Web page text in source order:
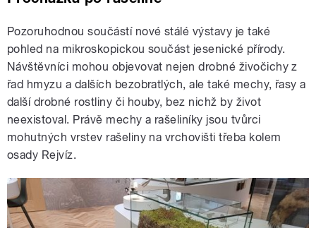
Pozoruhodnou součástí nové stálé výstavy je také
pohled na mikroskopickou součást jesenické přírody.
Návštěvníci mohou objevovat nejen drobné živočichy z
řad hmyzu a dalších bezobratlých, ale také mechy, řasy a
další drobné rostliny či houby, bez nichž by život
neexistoval. Právě mechy a rašeliníky jsou tvůrci
mohutných vrstev rašeliny na vrchovišti třeba kolem
osady Rejvíz.